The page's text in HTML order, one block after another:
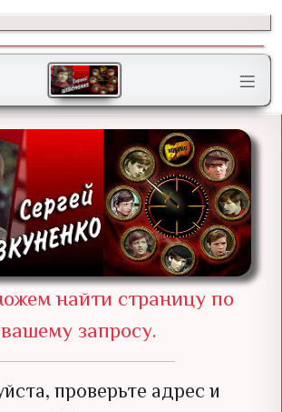
найти страницу по
вашему запросу.
проверьте адрес и